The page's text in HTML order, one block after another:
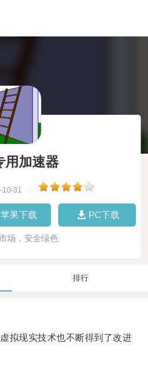
用加速器
10-31
苹果下载 PC下载
场，安全绿色
排行
现实技术也不断得到了改进